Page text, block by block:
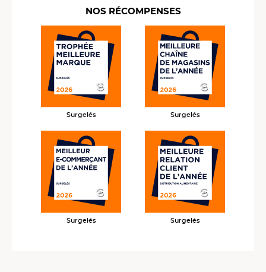
NOS RÉCOMPENSES
Surgelés Surgelés
Surgelés Surgelés